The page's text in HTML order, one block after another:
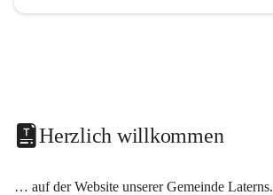
Herzlich willkommen
… auf der Website unserer Gemeinde Laterns.